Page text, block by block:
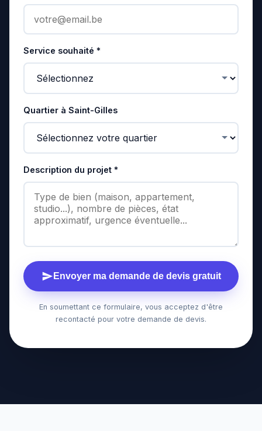
Service souhaité *
Quartier à Saint-Gilles
Description du projet *
Envoyer ma demande de devis gratuit
En soumettant ce formulaire, vous acceptez d'être
recontacté pour votre demande de devis.